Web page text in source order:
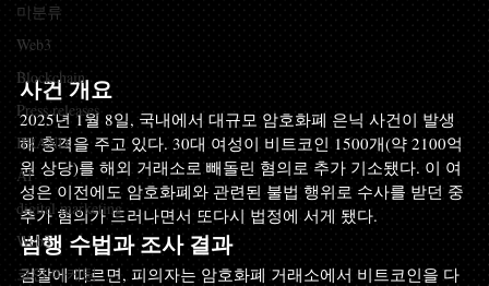
미분류
Web3
Blockchain
Press releases
BRAND
AI
digital marketing
Web3
코인 마케팅
사건 개요
2025년 1월 8일, 국내에서 대규모 암호화폐 은닉 사건이 발생
해 충격을 주고 있다. 30대 여성이 비트코인 1500개(약 2100억
원 상당)를 해외 거래소로 빼돌린 혐의로 추가 기소됐다. 이 여
성은 이전에도 암호화폐와 관련된 불법 행위로 수사를 받던 중
추가 혐의가 드러나면서 또다시 법정에 서게 됐다.
범행 수법과 조사 결과
검찰에 따르면, 피의자는 암호화폐 거래소에서 비트코인을 다